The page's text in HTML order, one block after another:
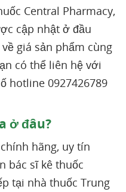
Central Pharmacy,
cập nhật ở đầu
giá sản phẩm cùng
có thể liên hệ với
hotline 0927426789
ở đâu?
hãng, uy tín
bác sĩ kê thuốc
tại nhà thuốc Trung